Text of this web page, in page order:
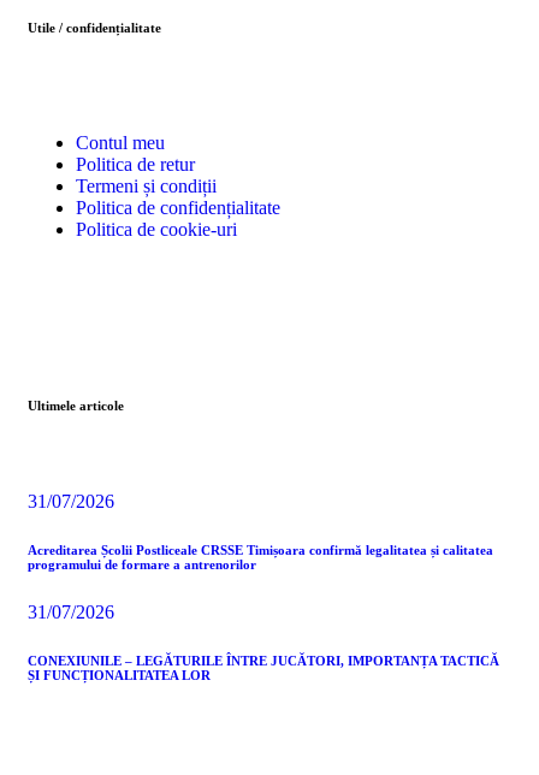
Utile / confidențialitate
Contul meu
Politica de retur
Termeni și condiții
Politica de confidențialitate
Politica de cookie-uri
Ultimele articole
31/07/2026
Acreditarea Școlii Postliceale CRSSE Timișoara confirmă legalitatea și calitatea
programului de formare a antrenorilor
31/07/2026
CONEXIUNILE – LEGĂTURILE ÎNTRE JUCĂTORI, IMPORTANȚA TACTICĂ
ȘI FUNCȚIONALITATEA LOR